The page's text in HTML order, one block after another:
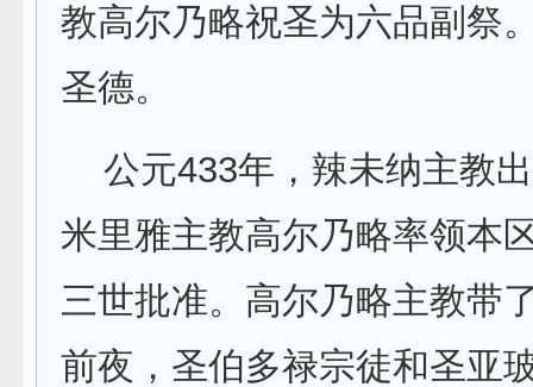
教高尔乃略祝圣为六品副祭
圣德。
公元433年，辣未纳主教
米里雅主教高尔乃略率领本
三世批准。高尔乃略主教带
前夜，圣伯多禄宗徒和圣亚